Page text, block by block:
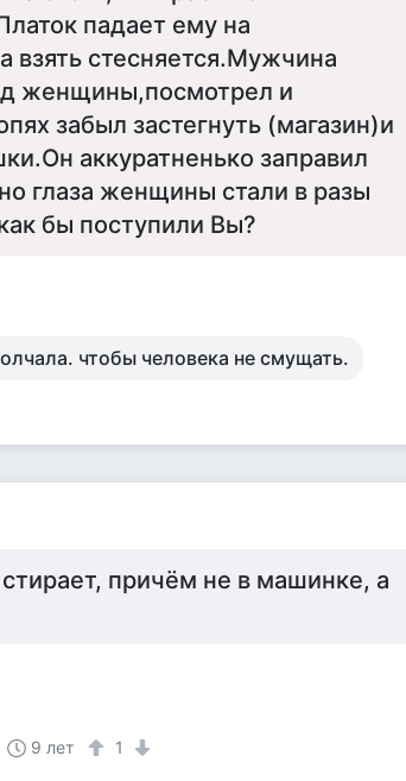
падает ему на
стесняется.Мужчина
женщины,посмотрел и
забыл застегнуть (магазин)и
аккуратненько заправил
глаза женщины стали в разы
бы поступили Вы?
чтобы человека не смущать.
причём не в машинке, а
9 лет 1